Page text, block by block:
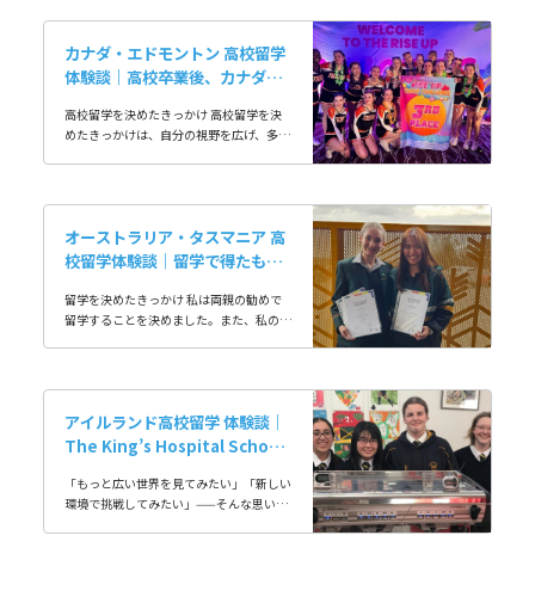
カナダ・エドモントン 高校留学
体験談｜高校卒業後、カナダで
高校留学を決めたきっかけ 高校留学を決
めたきっかけは、自分の視野を広げ、多様
オーストラリア・タスマニア 高
校留学体験談｜留学で得たも
留学を決めたきっかけ 私は両親の勧めで
留学することを決めました。また、私の性
アイルランド高校留学 体験談｜
The King’s Hospital School
「もっと広い世界を見てみたい」「新しい
環境で挑戦してみたい」——そんな思いで